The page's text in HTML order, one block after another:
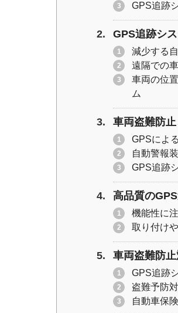
GPS追跡
GPS追跡シ
減少する
遠隔での
車両の位
ム
車両盗難防
GPSによ
自動警報
GPS追跡
高品質の
機能性に
取り付け
車両盗難防
GPS追跡
盗難予防
自動車保